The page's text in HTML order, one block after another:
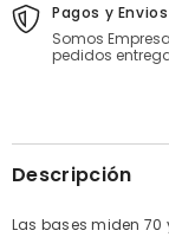
Pagos y
Somos
pedidos
Descripción
Las bases miden